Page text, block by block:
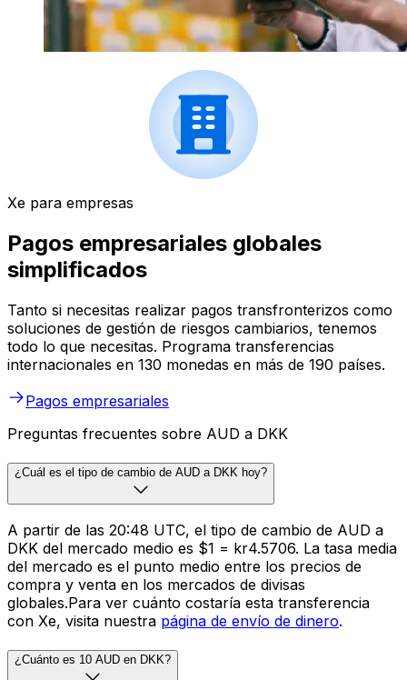
Xe para empresas
Pagos empresariales globales
simplificados
Tanto si necesitas realizar pagos transfronterizos como
soluciones de gestión de riesgos cambiarios, tenemos
todo lo que necesitas. Programa transferencias
internacionales en 130 monedas en más de 190 países.
Pagos empresariales
Preguntas frecuentes sobre AUD a DKK
¿Cuál es el tipo de cambio de AUD a DKK hoy?
A partir de las 20:48 UTC, el tipo de cambio de AUD a
DKK del mercado medio es $1 = kr4.5706. La tasa media
del mercado es el punto medio entre los precios de
compra y venta en los mercados de divisas
globales.Para ver cuánto costaría esta transferencia
con Xe, visita nuestra página de envío de dinero.
¿Cuánto es 10 AUD en DKK?